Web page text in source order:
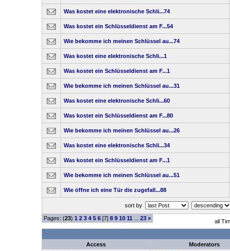
Was kostet eine elektronische Schli...74
Was kostet ein Schlüsseldienst am F...54
Wie bekomme ich meinen Schlüssel au...74
Was kostet eine elektronische Schli...1
Was kostet ein Schlüsseldienst am F...1
Wie bekomme ich meinen Schlüssel au...31
Was kostet eine elektronische Schli...60
Was kostet ein Schlüsseldienst am F...80
Wie bekomme ich meinen Schlüssel au...26
Was kostet eine elektronische Schli...34
Was kostet ein Schlüsseldienst am F...1
Wie bekomme ich meinen Schlüssel au...51
Wie öffne ich eine Tür die zugefall...88
sort by
Pages: (23) 1 2 3 4 5 6[7] 8 9 10 11 23 » all
Access
Moderators